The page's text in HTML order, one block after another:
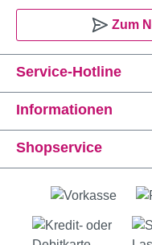
Service-Hotline
Informationen
Shopservice
Zum